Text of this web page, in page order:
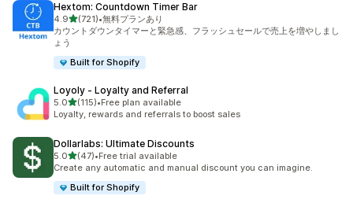
Hextom: Countdown Timer Bar
4.95つ星中
(721)
合計レビュー数：721件
•無料プランあり
カウントダウンタイマーと緊急感、フラッシュセールで売上を増やしまし
ょう
Built for Shopify
Loyoly ‑ Loyalty and Referral
5.05つ星中
(115)
合計レビュー数：115件
•Free plan available
Loyalty, rewards and referrals to boost sales
Dollarlabs: Ultimate Discounts
5.05つ星中
(47)
合計レビュー数：47件
•Free trial available
Create any automatic and manual discount you can imagine.
Built for Shopify